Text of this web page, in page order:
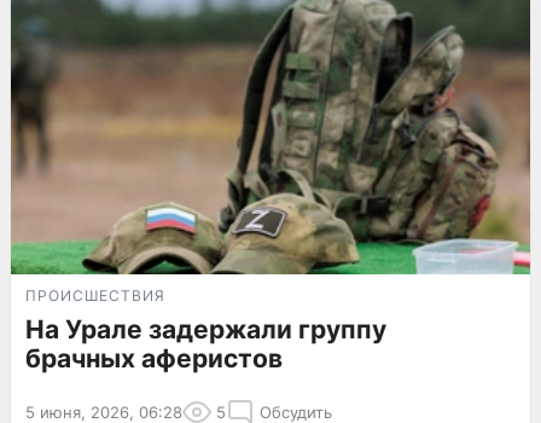
ПРОИСШЕСТВИЯ
На Урале задержали группу
брачных аферистов
5 июня, 2026, 06:28 5 Обсудить